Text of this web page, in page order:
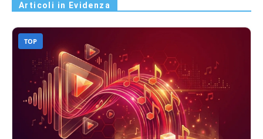
Articoli in Evidenza
TOP